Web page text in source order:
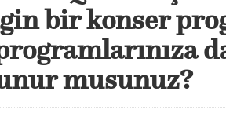
bir konser
musunuz?